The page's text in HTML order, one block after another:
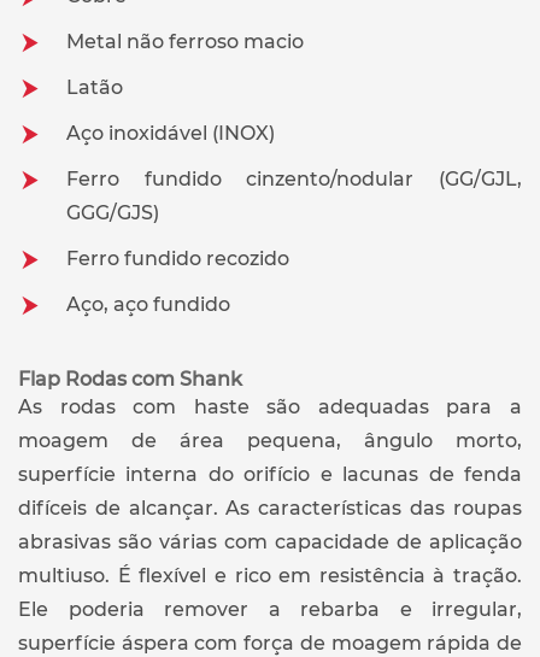
Metal não ferroso macio
Latão
Aço inoxidável (INOX)
Ferro fundido cinzento/nodular (GG/GJL,
GGG/GJS)
Ferro fundido recozido
Aço, aço fundido
Flap Rodas com Shank
As rodas com haste são adequadas para a
moagem de área pequena, ângulo morto,
superfície interna do orifício e lacunas de fenda
difíceis de alcançar. As características das roupas
abrasivas são várias com capacidade de aplicação
multiuso. É flexível e rico em resistência à tração.
Ele poderia remover a rebarba e irregular,
superfície áspera com força de moagem rápida de